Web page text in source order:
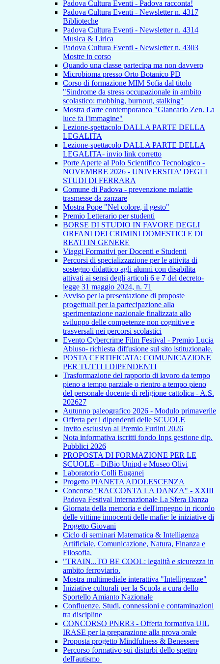
Padova Cultura Eventi - Padova racconta!
Padova Cultura Eventi - Newsletter n. 4317
Biblioteche
Padova Cultura Eventi - Newsletter n. 4314
Musica & Lirica
Padova Cultura Eventi - Newsletter n. 4303
Mostre in corso
Quando una classe partecipa ma non davvero
Microbioma presso Orto Botanico PD
Corso di formazione MIM Sofia dal titolo
"Sindrome da stress occupazionale in ambito
scolastico: mobbing, burnout, stalking"
Mostra d'arte contemporanea "Giancarlo Zen. La
luce fa l'immagine"
Lezione-spettacolo DALLA PARTE DELLA
LEGALITA
Lezione-spettacolo DALLA PARTE DELLA
LEGALITA- invio link corretto
Porte Aperte al Polo Scientifico Tecnologico -
NOVEMBRE 2026 - UNIVERSITA' DEGLI
STUDI DI FERRARA
Comune di Padova - prevenzione malattie
trasmesse da zanzare
Mostra Pope "Nel colore, il gesto"
Premio Letterario per studenti
BORSE DI STUDIO IN FAVORE DEGLI
ORFANI DEI CRIMINI DOMESTICI E DI
REATI IN GENERE
Viaggi Formativi per Docenti e Studenti
Percorsi di specializzazione per le attivita di
sostegno didattico agli alunni con disabilita
attivati ai sensi degli articoli 6 e 7 del decreto-
legge 31 maggio 2024, n. 71
Avviso per la presentazione di proposte
progettuali per la partecipazione alla
sperimentazione nazionale finalizzata allo
sviluppo delle competenze non cognitive e
trasversali nei percorsi scolastici
Evento Cybercrime Film Festival - Premio Lucia
Abiuso- richiesta diffusione sul sito istituzionale.
POSTA CERTIFICATA: COMUNICAZIONE
PER TUTTI I DIPENDENTI
Trasformazione del rapporto di lavoro da tempo
pieno a tempo parziale o rientro a tempo pieno
del personale docente di religione cattolica - A.S.
202627
Autunno paleografico 2026 - Modulo primaverile
Offerta per i dipendenti delle SCUOLE
Invito esclusivo al Premio Furlini 2026
Nota informativa iscritti fondo Inps gestione dip.
Pubblici 2026
PROPOSTA DI FORMAZIONE PER LE
SCUOLE - DiBio Unipd e Museo Olivi
Laboratorio Colli Euganei
Progetto PIANETA ADOLESCENZA
Concorso "RACCONTA LA DANZA" - XXIII
Padova Festival Internazionale La Sfera Danza
Giornata della memoria e dell'impegno in ricordo
delle vittime innocenti delle mafie: le iniziative di
Progetto Giovani
Ciclo di seminari Matematica & Intelligenza
Artificiale, Comunicazione, Natura, Finanza e
Filosofia.
"TRAIN...TO BE COOL: legalità e sicurezza in
ambito ferroviario.
Mostra multimediale interattiva "Intelligenzae"
Iniziative culturali per la Scuola a cura dello
Sportello Amianto Nazionale
Confluenze. Studi, connessioni e contaminazioni
tra discipline
CONCORSO PNRR3 - Offerta formativa UIL
IRASE per la preparazione alla prova orale
Proposta progetto Mindfulness & Benessere
Percorso formativo sui disturbi dello spettro
dell'autismo